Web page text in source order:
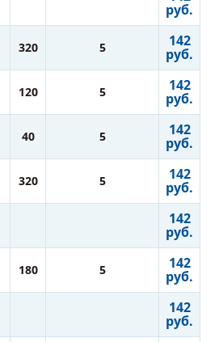
руб.
320 5 142
руб.
120 5 142
руб.
40 5 142
руб.
320 5 142
руб.
142
руб.
180 5 142
руб.
142
руб.